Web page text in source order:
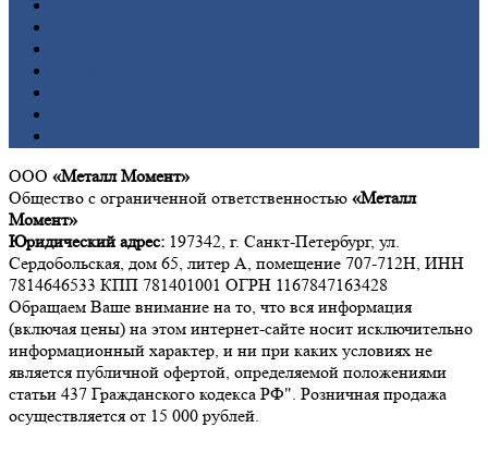
ООО «Металл Момент»
Общество с ограниченной ответственностью «Металл
Момент»
Юридический адрес: 197342, г. Санкт-Петербург, ул.
Сердобольская, дом 65, литер А, помещение 707-712Н, ИНН
7814646533 КПП 781401001 ОГРН 1167847163428
Обращаем Ваше внимание на то, что вся информация
(включая цены) на этом интернет-сайте носит исключительно
информационный характер, и ни при каких условиях не
является публичной офертой, определяемой положениями
статьи 437 Гражданского кодекса РФ". Розничная продажа
осуществляется от 15 000 рублей.